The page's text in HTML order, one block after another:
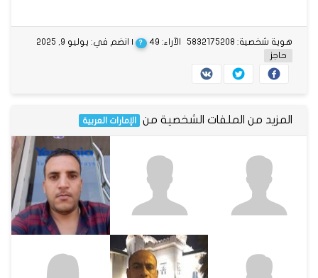
الآراء: 49 ? | انضم في: يوليو 9, 2025
هوية شخصية: 5832175208
حاجز
المزيد من الملفات الشخصية من الإمارات العربية